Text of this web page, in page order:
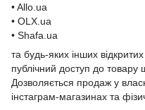
• Allo.ua
• OLX.ua
• Shafa.ua
та будь-яких інших
публічний доступ до товару
Дозволяється продаж у
інстаграм-магазинах та